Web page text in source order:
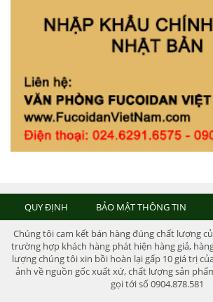
QUY ĐỊNH BẢO MẬT THÔNG TIN
Chúng tôi cam kết bán hàng đúng chất lượng
trường hợp khách hàng phát hiện hàng giả,
lượng chúng tôi xin bồi hoàn lại gấp 10 giá trị
ảnh về nguồn gốc xuất xứ, chất lượng sản
gọi tới số 0904.878.581